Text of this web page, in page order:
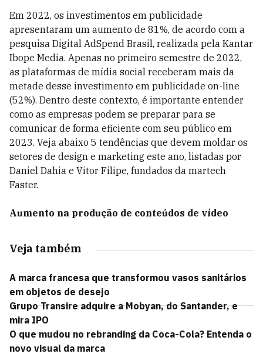
Em 2022, os investimentos em publicidade
apresentaram um aumento de 81%, de acordo com a
pesquisa Digital AdSpend Brasil, realizada pela Kantar
Ibope Media. Apenas no primeiro semestre de 2022,
as plataformas de mídia social receberam mais da
metade desse investimento em publicidade on-line
(52%). Dentro deste contexto, é importante entender
como as empresas podem se preparar para se
comunicar de forma eficiente com seu público em
2023. Veja abaixo 5 tendências que devem moldar os
setores de design e marketing este ano, listadas por
Daniel Dahia e Vitor Filipe, fundados da martech
Faster.
Aumento na produção de conteúdos de vídeo
Veja também
A marca francesa que transformou vasos sanitários
em objetos de desejo
Grupo Transire adquire a Mobyan, do Santander, e
mira IPO
O que mudou no rebranding da Coca-Cola? Entenda o
novo visual da marca